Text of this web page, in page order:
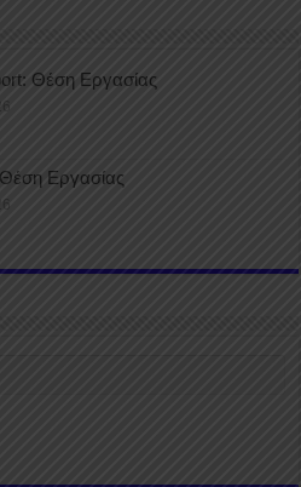
Θέση Εργασίας
Εργασίας